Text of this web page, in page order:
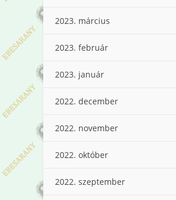
2023. március
2023. február
2023. január
2022. december
2022. november
2022. október
2022. szeptember